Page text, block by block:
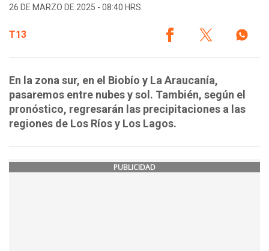
26 DE MARZO DE 2025 - 08:40 HRS.
T13
En la zona sur, en el Biobío y La Araucanía,
pasaremos entre nubes y sol. También, según el
pronóstico, regresarán las precipitaciones a las
regiones de Los Ríos y Los Lagos.
PUBLICIDAD